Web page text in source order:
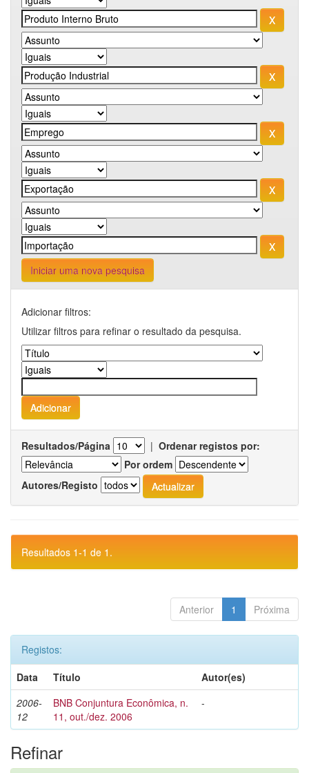
Iniciar uma nova pesquisa
Adicionar filtros:
Utilizar filtros para refinar o resultado da pesquisa.
Resultados/Página | Ordenar registos por:
Por ordem
Autores/Registo
Resultados 1-1 de 1.
Anterior 1 Próxima
Registos:
Data
Título
Autor(es)
2006-
12
BNB Conjuntura Econômica, n.
11, out./dez. 2006
-
Refinar